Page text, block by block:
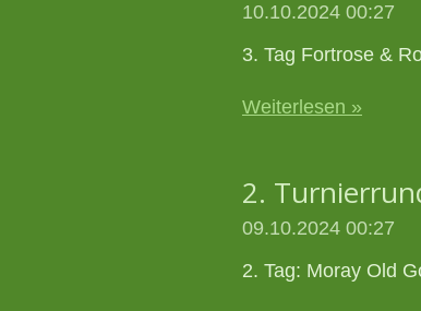
10.10.2024 00:27
3. Tag Fortrose &
Weiterlesen »
2.
09.10.2024 00:27
2. Tag: Moray Old